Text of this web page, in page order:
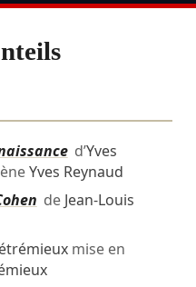
d’Yves
Yves Reynaud
de Jean-Louis
mise en